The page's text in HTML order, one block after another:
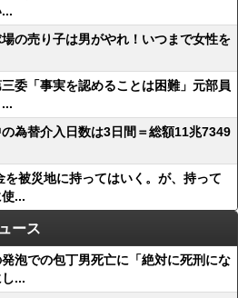
の売り子は男がやれ！いつまで女性を
委「事実を認めることは困難」元部員
の為替介入日数は3日間＝総額11兆7349
被災地に持ってはいく。が、持って
...
ース
泡での包丁男死亡に「絶対に死刑にな
...